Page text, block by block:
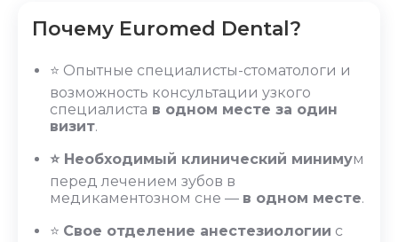
Почему Euromed Dental?
⭐ Опытные специалисты-стоматологи и
возможность консультации узкого
специалиста в одном месте за один
визит.
⭐ Необходимый клинический минимум
перед лечением зубов в
медикаментозном сне — в одном месте.
⭐ Свое отделение анестезиологии с